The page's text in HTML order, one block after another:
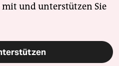
mit und unterstützen Sie